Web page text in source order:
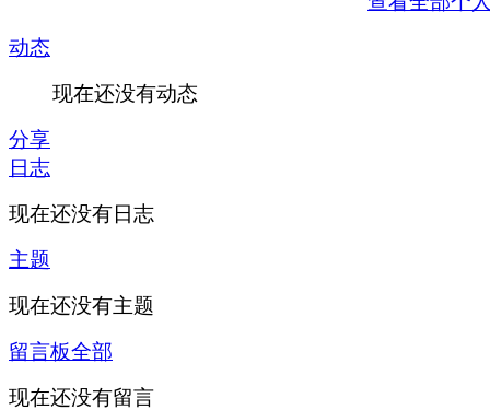
动态
现在还没有动态
分享
日志
现在还没有日志
主题
现在还没有主题
留言板全部
现在还没有留言